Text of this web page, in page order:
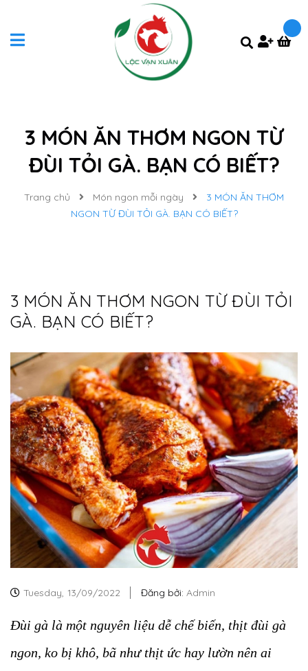
3 MÓN ĂN THƠM NGON TỪ
ĐÙI TỎI GÀ. BẠN CÓ BIẾT?
Trang chủ Món ngon mỗi ngày
3 MÓN ĂN THƠM
NGON TỪ ĐÙI TỎI GÀ. BẠN CÓ BIẾT?
3 MÓN ĂN THƠM NGON TỪ ĐÙI TỎI
GÀ. BẠN CÓ BIẾT?
Tuesday, 13/09/2022 Đăng bởi: Admin
Đùi gà là một nguyên liệu dễ chế biến, thịt đùi gà
ngon, ko bị khô, bã như thịt ức hay lườn nên ai